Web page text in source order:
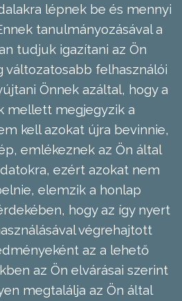
lépnek be és mennyi
tanulmányozásával a
tudjuk igazítani az Ön
változatosabb felhasználói
Önnek azáltal, hogy a
mellett megjegyzik a
kell azokat újra bevinnie,
emlékeznek az Ön által
ezért azokat nem
elemzik a honlap
hogy az így nyert
végrehajtott
az a lehető
az Ön elvárásai szerint
megtalálja az Ön által